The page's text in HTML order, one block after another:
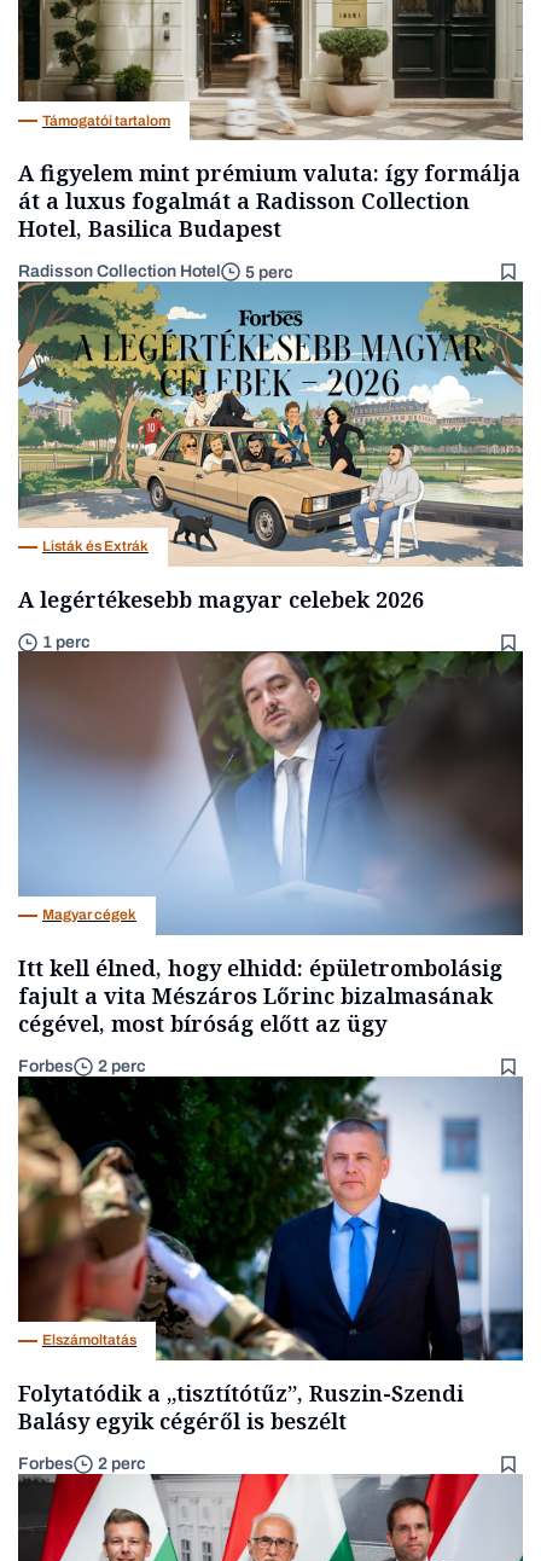
Támogatói tartalom
A figyelem mint prémium valuta: így formálja
át a luxus fogalmát a Radisson Collection
Hotel, Basilica Budapest
Radisson Collection Hotel 5 perc
Listák és Extrák
A legértékesebb magyar celebek 2026
1 perc
Magyar cégek
Itt kell élned, hogy elhidd: épületrombolásig
fajult a vita Mészáros Lőrinc bizalmasának
cégével, most bíróság előtt az ügy
Forbes 2 perc
Elszámoltatás
Folytatódik a „tisztítótűz”, Ruszin-Szendi
Balásy egyik cégéről is beszélt
Forbes 2 perc